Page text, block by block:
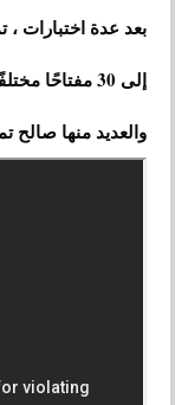
بعد عدة اختبارات
والعديد منها صالح